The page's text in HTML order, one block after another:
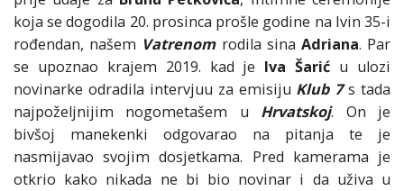
koja se dogodila 20. prosinca prošle godine na Ivin 35-i
rođendan, našem Vatrenom rodila sina Adriana. Par
se upoznao krajem 2019. kad je Iva Šarić u ulozi
novinarke odradila intervjuu za emisiju Klub 7s tada
najpoželjnijim nogometašem u Hrvatskoj. On je
bivšoj manekenki odgovarao na pitanja te je
nasmijavao svojim dosjetkama. Pred kamerama je
otkrio kako nikada ne bi bio novinar i da uživa u